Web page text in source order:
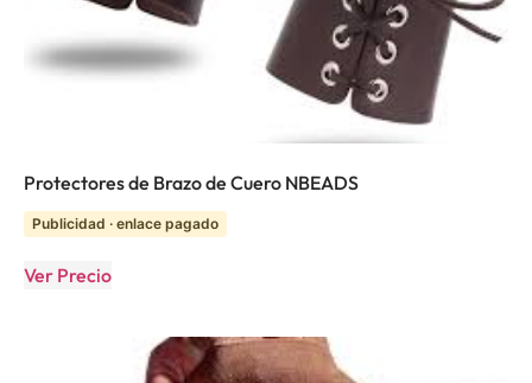
Protectores de Brazo de Cuero NBEADS
Publicidad · enlace pagado
Ver Precio